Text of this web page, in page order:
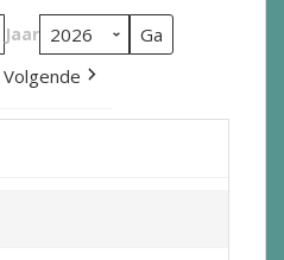
Jaar
Volgende